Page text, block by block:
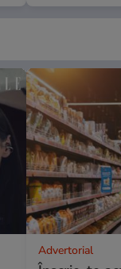
Advertorial